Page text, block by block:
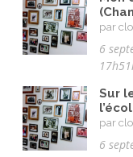
Travail (102)
Vacances (19)
Vie quotidienne
Vieillissement
Voyages (38)
par
6
Sur
par
6